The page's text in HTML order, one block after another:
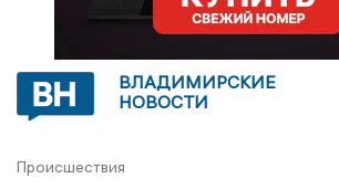
ВЛАДИМИРСКИЕ
НОВОСТИ
Происшествия